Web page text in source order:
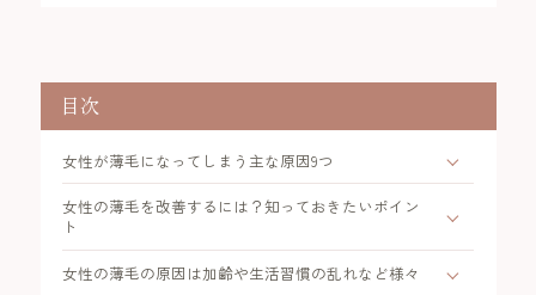
目次
女性が薄毛になってしまう主な原因9つ
女性の薄毛を改善するには？知っておきたいポイン
ト
女性の薄毛の原因は加齢や生活習慣の乱れなど様々